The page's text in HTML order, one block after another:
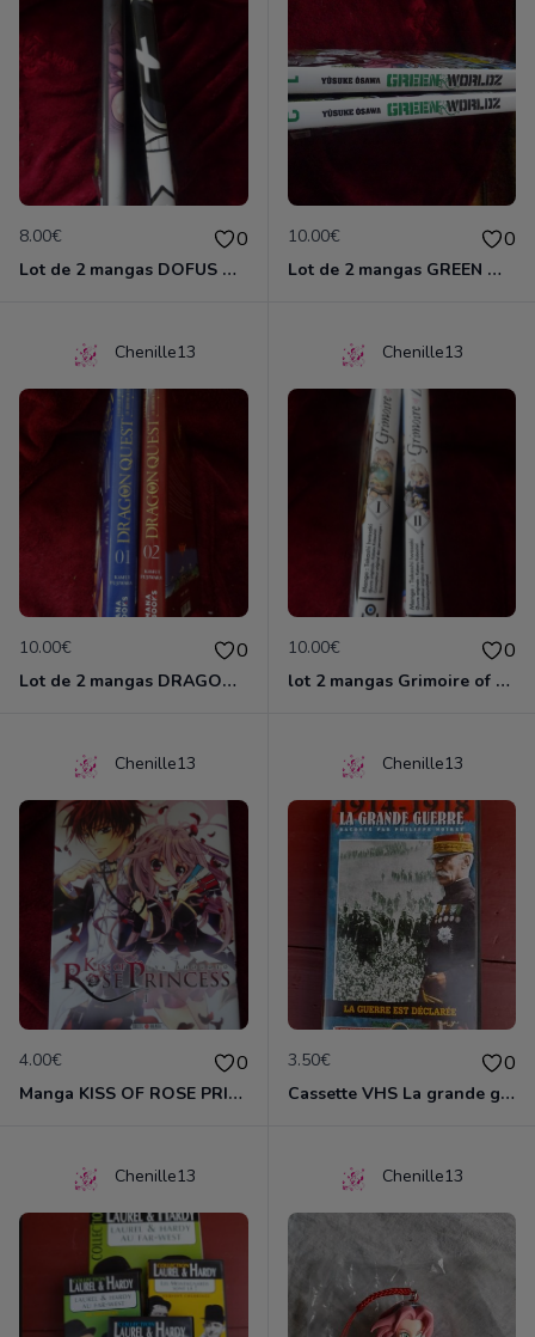
8.00€ 0
Lot de 2 mangas DOFUS MONSTER
10.00€ 0
Lot de 2 mangas GREEN WORLDZ
Chenille13
10.00€ 0
Lot de 2 mangas DRAGON QUEST
Chenille13
10.00€ 0
lot 2 mangas Grimoire of ZERO
Chenille13
4.00€ 0
Manga KISS OF ROSE PRINCESS tome 1
Chenille13
3.50€ 0
Cassette VHS La grande guerre 1914-1918
Chenille13 Chenille13